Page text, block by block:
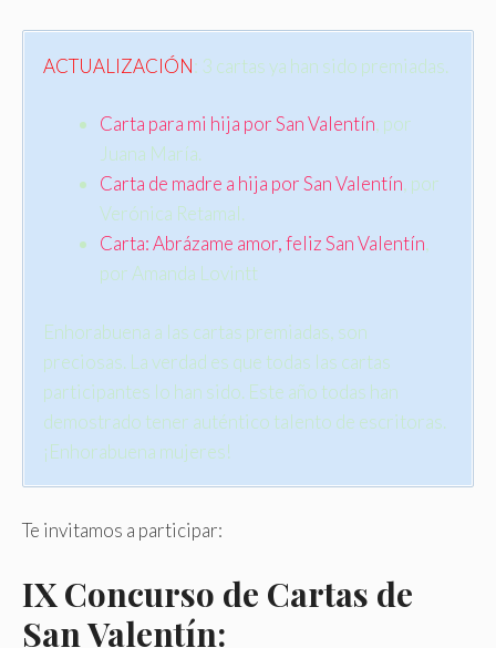
ACTUALIZACIÓN: 3 cartas ya han sido premiadas.
Carta para mi hija por San Valentín, por
Juana María.
Carta de madre a hija por San Valentín, por
Verónica Retamal.
Carta: Abrázame amor, feliz San Valentín,
por Amanda Lovintt
Enhorabuena a las cartas premiadas, son
preciosas. La verdad es que todas las cartas
participantes lo han sido. Este año todas han
demostrado tener auténtico talento de escritoras.
¡Enhorabuena mujeres!
Te invitamos a participar:
IX Concurso de Cartas de
San Valentín: